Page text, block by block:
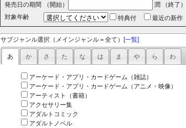
発売日の期間 （開始） 潤 （終了）
対象年齢
特典付 最近の新作
サブジャンル選択（メインジャンル＝全て） [一覧]
あ か さ た な は ま や ら わ
アーケード・アプリ・カードゲーム（雑誌）
アーケード・アプリ・カードゲーム（アニメ・映像）
アーティスト（書籍）
アクセサリー集
アダルトコミック
アダルトノベル